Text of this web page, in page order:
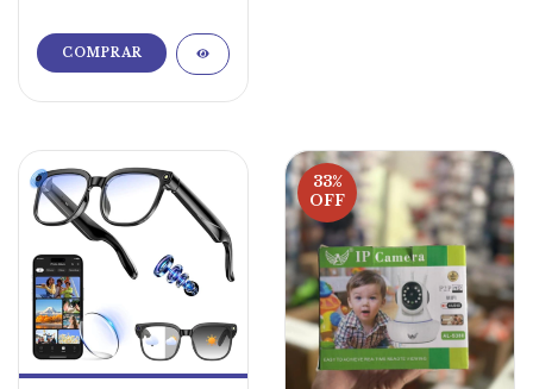
33%
OFF